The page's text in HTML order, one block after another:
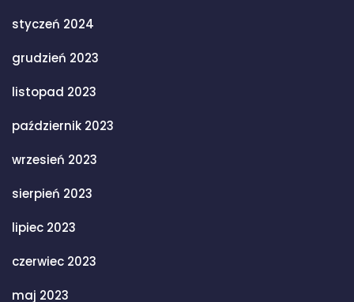
styczeń 2024
grudzień 2023
listopad 2023
październik 2023
wrzesień 2023
sierpień 2023
lipiec 2023
czerwiec 2023
maj 2023